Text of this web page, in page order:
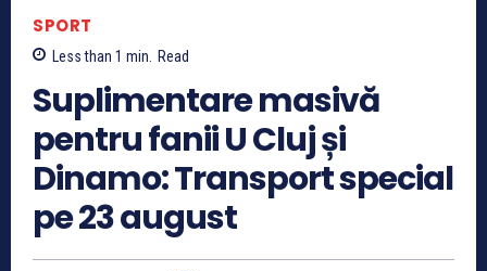
SPORT
Less than 1 min. Read
Suplimentare masivă
pentru fanii U Cluj și
Dinamo: Transport special
pe 23 august